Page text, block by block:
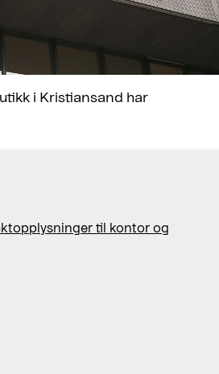
i Kristiansand har
til kontor og